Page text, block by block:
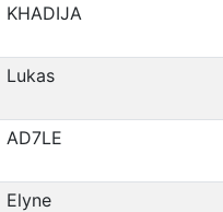
KHADIJA
Lukas
AD7LE
Elyne